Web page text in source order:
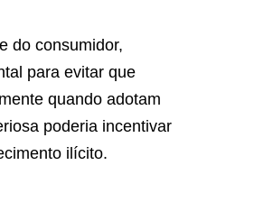
do consumidor,
para evitar que
quando adotam
poderia incentivar
ilícito.